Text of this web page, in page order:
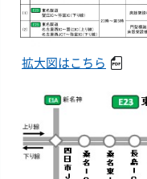
拡大図はこちら